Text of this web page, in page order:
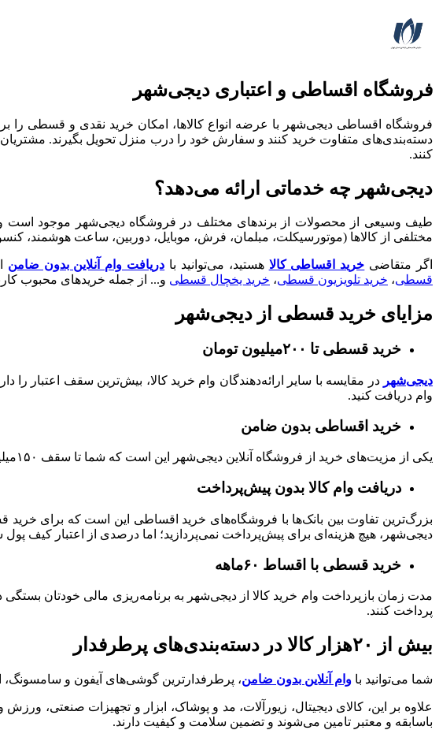
فروشگاه اقساطی و اعتباری دیجی‌شهر
فروشگاه اقساطی دیجی‌شهر با عرضه انواع کالا‌ها، امکان خرید نقدی و قسطی را
دسته‌بندی‌های متفاوت خرید کنند و سفارش خود را درب منزل تحویل بگیرند.
کنند.
دیجی‌شهر چه خدماتی ارائه می‌دهد؟
طیف وسیعی از محصولات از برندهای مختلف در فروشگاه دیجی‌شهر موجود است و
مختلفی از کالاها (موتورسیکلت، مبلمان، فرش، موبایل، دوربین، ساعت هوشمند،
اگر متقاضی خرید اقساطی کالا هستید، می‌توانید با دریافت وام آنلاین بدون ضامن
قسطی، خرید تلویزیون قسطی، خرید یخچال قسطی و... از جمله خرید‌های محبوب
مزایای خرید قسطی از دیجی‌شهر
خرید قسطی تا ۲۰۰میلیون تومان
دیجی‌شهر
وام دریافت کنید.
خرید اقساطی بدون ضامن
یکی از مزیت‌های خرید از فروشگاه آنلاین دیجی‌شهر این است که شما تا سقف ۱۵۰میلیون تومان به ضامن نیازی ندارید و با ارائه یک برگ چک می‌توانید
دریافت وام کالا بدون پیش‌پرداخت
بزرگ‌ترین تفاوت بین بانک‌ها با فروشگاه‌های خرید اقساطی این است که برای
دیجی‌شهر، هیچ هزینه‌ای برای پیش‌پرداخت نمی‌پردازید؛ اما درصدی از اعتبار کیف
خرید قسطی با اقساط ۶۰ماهه
پرداخت کنند.
بیش از ۲۰هزار کالا در دسته‌بندی‌های پرطرفدار
شما می‌توانید با وام آنلاین بدون ضامن، پرطرفدارترین گوشی‌های آیفون و سامسونگ،
علاوه بر این، کالای دیجیتال، زیورآلات، مد و پوشاک، ابزار و تجهیزات صنعتی،
باسابقه و معتبر تامین می‌شوند و تضمین‌ سلامت و کیفیت دارند.